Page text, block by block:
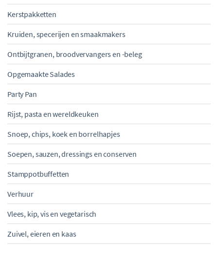
Kerstpakketten
Kruiden, specerijen en smaakmakers
Ontbijtgranen, broodvervangers en -beleg
Opgemaakte Salades
Party Pan
Rijst, pasta en wereldkeuken
Snoep, chips, koek en borrelhapjes
Soepen, sauzen, dressings en conserven
Stamppotbuffetten
Verhuur
Vlees, kip, vis en vegetarisch
Zuivel, eieren en kaas